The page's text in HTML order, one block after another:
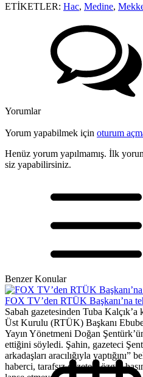
ETİKETLER: Hac, Medine,
Yorumlar
Yorum yapabilmek için oturum
Henüz yorum yapılmamış. İlk
siz yapabilirsiniz.
Benzer Konular
FOX TV’den RTÜK Başkanı’na
Sabah gazetesinden Tuba
Üst Kurulu (RTÜK) Başkanı
Yayın Yönetmeni Doğan
ettiğini söyledi. Şahin, gazeteci
arkadaşları aracılığıyla
haberci, tarafsız gazeteci özgür